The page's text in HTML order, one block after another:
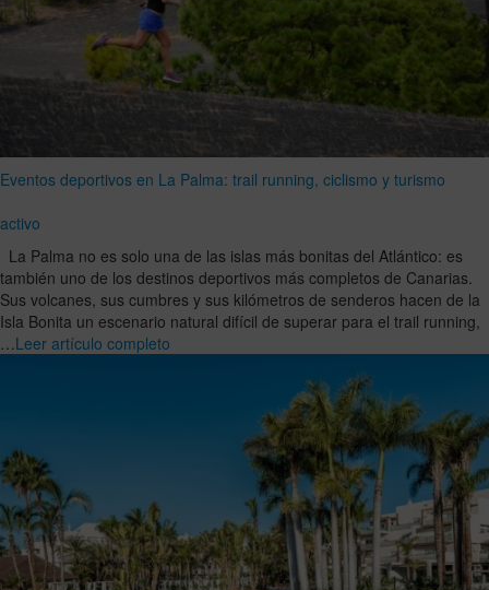
Eventos deportivos en La Palma: trail running, ciclismo y turismo
activo
La Palma no es solo una de las islas más bonitas del Atlántico: es
también uno de los destinos deportivos más completos de Canarias.
Sus volcanes, sus cumbres y sus kilómetros de senderos hacen de la
Isla Bonita un escenario natural difícil de superar para el trail running,
…Leer artículo completo